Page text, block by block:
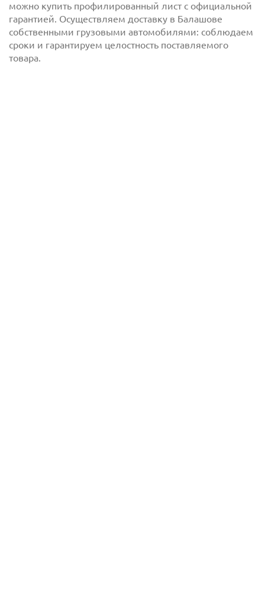
можно купить профилированный лист с официальной
гарантией. Осуществляем доставку в Балашове
собственными грузовыми автомобилями: соблюдаем
сроки и гарантируем целостность поставляемого
товара.